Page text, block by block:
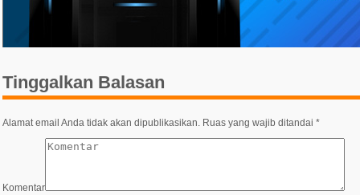
Tinggalkan Balasan
Alamat email Anda tidak akan dipublikasikan. Ruas yang wajib ditandai *
Komentar